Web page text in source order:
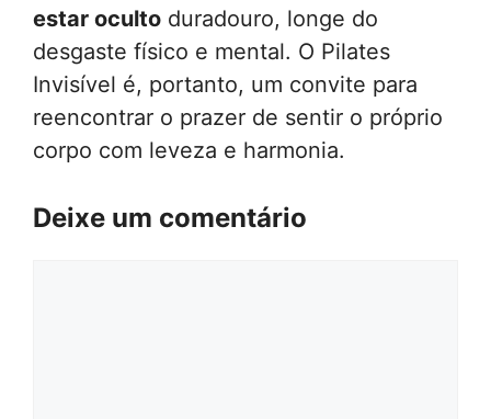
estar oculto duradouro, longe do
desgaste físico e mental. O Pilates
Invisível é, portanto, um convite para
reencontrar o prazer de sentir o próprio
corpo com leveza e harmonia.
Deixe um comentário